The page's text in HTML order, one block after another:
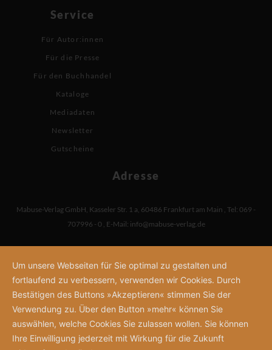
Service
Für Autor:innen
Für die Presse
Für den Buchhandel
Kataloge
Mediadaten
Newsletter
Gutscheine
Adresse
Mabuse-Verlag GmbH Kasseler Str. 1 a 60486 Frankfurt am Main Tel: 069 -
707996 - 0 E-Mail: info@mabuse-verlag.de
Um unsere Webseiten für Sie optimal zu gestalten und
fortlaufend zu verbessern, verwenden wir Cookies. Durch
Bestätigen des Buttons »Akzeptieren« stimmen Sie der
Verwendung zu. Über den Button »mehr« können Sie
auswählen, welche Cookies Sie zulassen wollen. Sie können
Ihre Einwilligung jederzeit mit Wirkung für die Zukunft